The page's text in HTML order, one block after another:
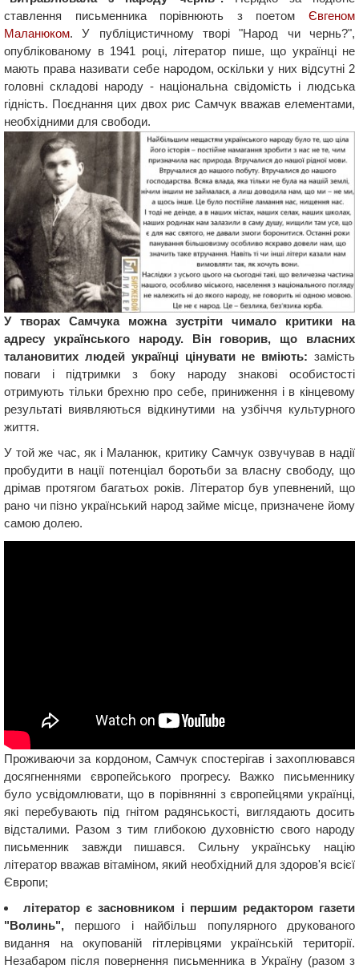
ставлення письменника порівнюють з поетом Євгеном
Маланюком. У публіцистичному творі "Народ чи чернь?",
опублікованому в 1941 році, літератор пише, що українці не
мають права називати себе народом, оскільки у них відсутні 2
головні складові народу - національна свідомість і людська
гідність. Поєднання цих двох рис Самчук вважав елементами,
необхідними для свободи.
У творах Самчука можна зустріти чимало критики на
адресу українського народу. Він говорив, що власних
талановитих людей українці цінувати не вміють: замість
поваги і підтримки з боку народу знакові особистості
отримують тільки брехню про себе, приниження і в кінцевому
результаті виявляються відкинутими на узбіччя культурного
життя.
У той же час, як і Маланюк, критику Самчук озвучував в надії
пробудити в нації потенціал боротьби за власну свободу, що
дрімав протягом багатьох років. Літератор був упевнений, що
рано чи пізно український народ займе місце, призначене йому
самою долею.
Проживаючи за кордоном, Самчук спостерігав і захоплювався
досягненнями європейського прогресу. Важко письменнику
було усвідомлювати, що в порівнянні з європейцями українці,
які перебувають під гнітом радянськості, виглядають досить
відсталими. Разом з тим глибокою духовністю свого народу
письменник завжди пишався. Сильну українську націю
літератор вважав вітаміном, який необхідний для здоров'я всієї
Європи;
літератор є засновником і першим редактором газети
"Волинь", першого і найбільш популярного друкованого
видання на окупованій гітлерівцями українській території.
Незабаром після повернення письменника в Україну (разом з